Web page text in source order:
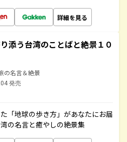
詳細を見る
添う台湾のことばと絶景１０
の名言＆絶景
発売
「地球の歩き方」があなたにお届
の名言と癒やしの絶景集